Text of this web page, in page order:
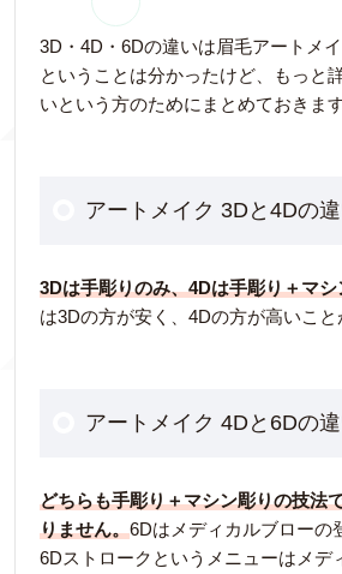
3D・4D・6Dの違いは眉毛アートメ
ということは分かったけど、もっと
いという方のためにまとめておきます
アートメイク 3Dと4Dの
3Dは手彫りのみ、4Dは手彫り＋マシ
は3Dの方が安く、4Dの方が高いこと
アートメイク 4Dと6Dの
どちらも手彫り＋マシン彫りの技法
りません。6Dはメディカルブローの
6Dストロークというメニューはメデ